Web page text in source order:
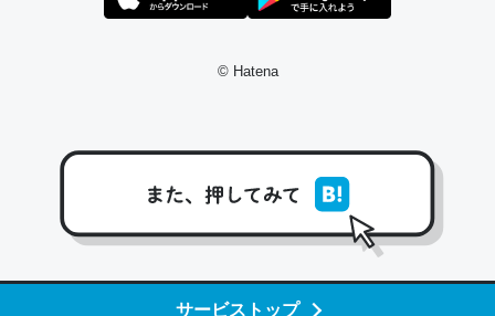
サービストップ
─たまにLINEするくらいだった遠方の父67歳と僕。ITツール導入で
私も3年前ぐらいに祖母の家に設置した。ポケットWifiみ
たいなのでネット環境作ったけどAlexaしか使わないので
回線代ほとんどかからないですよ。参考：
https://toyoshi.hatenablog.com/entry/2019/05/15/1805
34
─たまにLINEするくらいだった遠方の父67歳と僕。ITツール導入で
© Hatena